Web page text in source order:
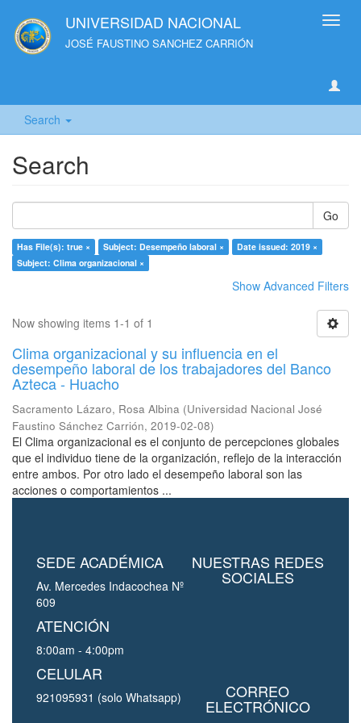
UNIVERSIDAD NACIONAL
JOSÉ FAUSTINO SANCHEZ CARRIÓN
Search
Search
Go
Has File(s): true × Subject: Desempeño laboral ×
Date issued: 2019 ×
Subject: Clima organizacional ×
Show Advanced Filters
Now showing items 1-1 of 1
Clima organizacional y su influencia en el
desempeño laboral de los trabajadores del Banco
Azteca - Huacho
Sacramento Lázaro, Rosa Albina (Universidad Nacional José
Faustino Sánchez Carrión, 2019-02-08)
El Clima organizacional es el conjunto de percepciones globales
que el individuo tiene de la organización, reflejo de la interacción
entre ambos. Por otro lado el desempeño laboral son las
acciones o comportamientos ...
SEDE ACADÉMICA
Av. Mercedes Indacochea Nº
609
ATENCIÓN
8:00am - 4:00pm
CELULAR
921095931 (solo Whatsapp)
NUESTRAS REDES
SOCIALES
CORREO
ELECTRÓNICO